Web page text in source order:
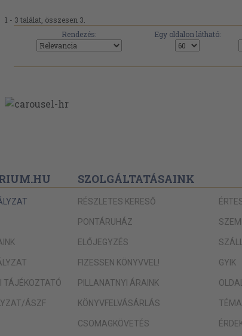
1 - 3 találat, összesen 3.
Rendezés:
Egy oldalon látható:
TÁJÉKOZTATÓ
ÁSZF
SZOLGÁLTATÁSAINK
RÉSZLETES KERESŐ
PONTÁRUHÁZ
ELŐJEGYZÉS
FIZESSEN KÖNYVVEL!
PILLANATNYI ÁRAINK
KÖNYVFELVÁSÁRLÁS
CSOMAGKÖVETÉS
GYIK